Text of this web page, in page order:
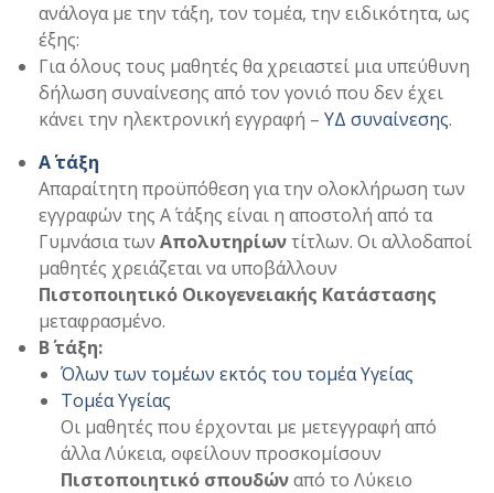
ανάλογα με την τάξη, τον τομέα, την ειδικότητα, ως
έξης:
Για όλους τους μαθητές θα χρειαστεί μια υπεύθυνη
δήλωση συναίνεσης από τον γονιό που δεν έχει
κάνει την ηλεκτρονική εγγραφή – ΥΔ συναίνεσης.
Α΄ τάξη
Απαραίτητη προϋπόθεση για την ολοκλήρωση των
εγγραφών της Α΄ τάξης είναι η αποστολή από τα
Γυμνάσια των Απολυτηρίωντίτλων. Οι αλλοδαποί
μαθητές χρειάζεται να υποβάλλουν
Πιστοποιητικό Οικογενειακής Κατάστασης
μεταφρασμένο.
Β΄ τάξη:
Όλων των τομέων εκτός του τομέα Υγείας
Τομέα Υγείας
Οι μαθητές που έρχονται με μετεγγραφή από
άλλα Λύκεια, οφείλουν προσκομίσουν
Πιστοποιητικό σπουδώναπό το Λύκειο